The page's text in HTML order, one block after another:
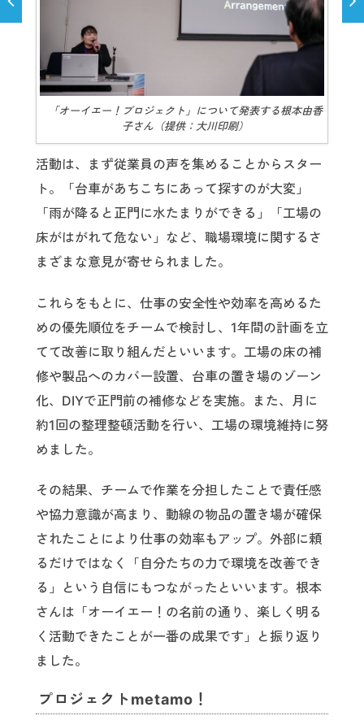
「オーイエー！プロジェクト」について発表する根本由香
子さん（提供：大川印刷）
活動は、まず従業員の声を集めることからスター
ト。「台車があちこちにあって探すのが大変」
「雨が降ると正門に水たまりができる」「工場の
床がはがれて危ない」など、職場環境に関するさ
まざまな意見が寄せられました。
これらをもとに、仕事の安全性や効率を高めるた
めの優先順位をチームで検討し、1年間の計画を立
てて改善に取り組んだといいます。工場の床の補
修や製品へのカバー設置、台車の置き場のゾーン
化、DIYで正門前の補修などを実施。また、月に
約1回の整理整頓活動を行い、工場の環境維持に努
めました。
その結果、チームで作業を分担したことで責任感
や協力意識が高まり、動線の物品の置き場が確保
されたことにより仕事の効率もアップ。外部に頼
るだけではなく「自分たちの力で環境を改善でき
る」という自信にもつながったといいます。根本
さんは「オーイエー！の名前の通り、楽しく明る
く活動できたことが一番の成果です」と振り返り
ました。
プロジェクトmetamo！